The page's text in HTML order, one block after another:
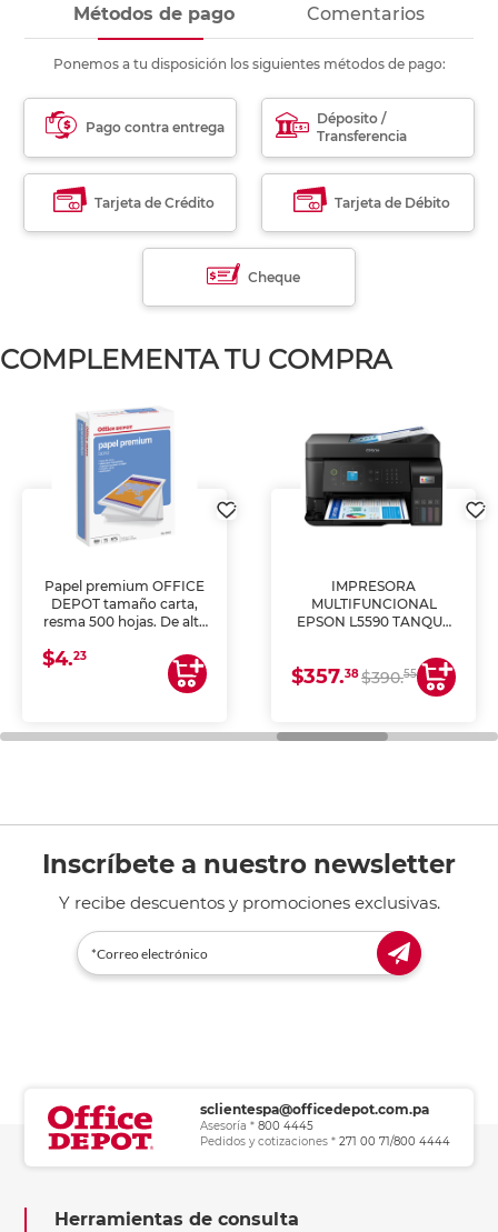
Métodos de pago Comentarios
Ponemos a tu disposición los siguientes métodos de pago:
Pago contra entrega
Déposito /
Transferencia
Tarjeta de Crédito Tarjeta de Débito
Cheque
COMPLEMENTA TU COMPRA
Papel premium OFFICE
DEPOT tamaño carta,
resma 500 hojas. De alta
uniforme, ideal para
impresoras de inyección
de tinta y láser,
general de oficina.
$4.23
IMPRESORA
MULTIFUNCIONAL
EPSON L5590 TANQUE
COPIA Y ESCANEA)
$357.38$390.55
Inscríbete a nuestro newsletter
Y recibe descuentos y promociones exclusivas.
sclientespa@officedepot.com.pa
Asesoría * 800 4445
Pedidos y cotizaciones * 271 00 71/800 4444
Herramientas de consulta